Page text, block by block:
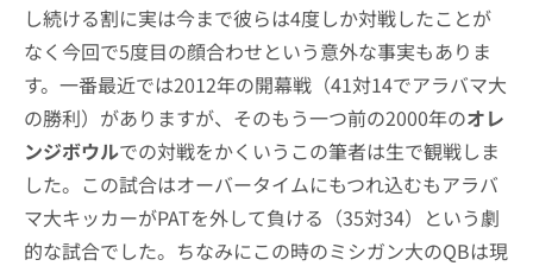
し続ける割に実は今まで彼らは4度しか対戦したことが
なく今回で5度目の顔合わせという意外な事実もありま
す。一番最近では2012年の開幕戦（41対14でアラバマ大
の勝利）がありますが、そのもう一つ前の2000年のオレ
ンジボウルでの対戦をかくいうこの筆者は生で観戦しま
した。この試合はオーバータイムにもつれ込むもアラバ
マ大キッカーがPATを外して負ける（35対34）という劇
的な試合でした。ちなみにこの時のミシガン大のQBは現